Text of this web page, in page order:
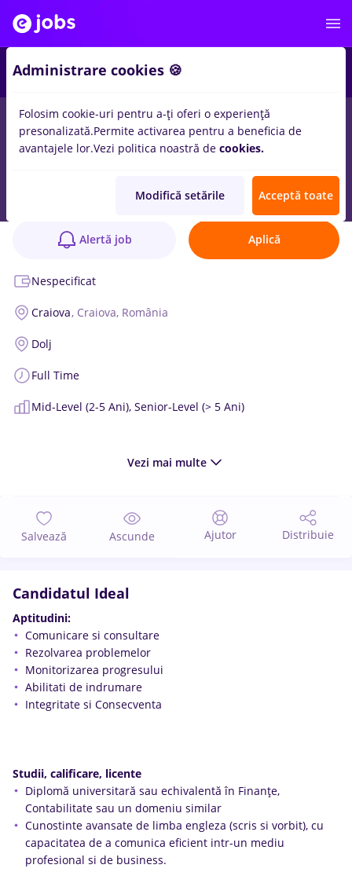
Cost Accounting Supervisor
Anunț verificat
Alertă job Aplică
Nespecificat
Craiova, Craiova, România
Dolj
Full Time
Mid-Level (2-5 Ani), Senior-Level (> 5 Ani)
Vezi mai multe
Salvează Ascunde Ajutor Distribuie
Candidatul Ideal
Aptitudini:
Comunicare si consultare
Rezolvarea problemelor
Monitorizarea progresului
Abilitati de indrumare
Integritate si Consecventa
Studii, calificare, licente
Diplomă universitară sau echivalentă în Finanţe,
Contabilitate sau un domeniu similar
Cunostinte avansate de limba engleza (scris si vorbit), cu
capacitatea de a comunica eficient intr-un mediu
profesional si de business.
Administrare cookies 🍪
Folosim cookie-uri pentru a-ți oferi o experiență
presonalizată.Permite activarea pentru a beneficia de
avantajele lor.Vezi politica noastră de cookies.
Modifică setările Acceptă toate